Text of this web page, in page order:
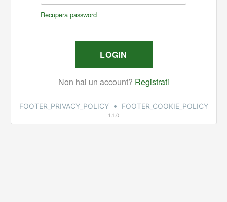
FOOTER_PRIVACY_POLICY • FOOTER_COOKIE_POLICY
1.1.0